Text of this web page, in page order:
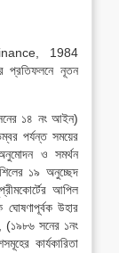
1984
প্রতিফলনে নূতন
১৪ নং আইন)
পর্যন্ত সময়ের
ও সমর্থন
১৯ অনুচ্ছেদ
আপিল
উহার
(১৯৮৬ সনের ১নং
কার্যকারিতা